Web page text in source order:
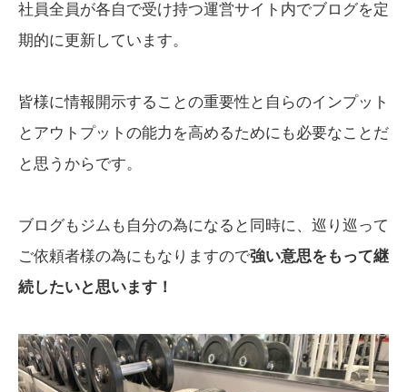
社員全員が各自で受け持つ運営サイト内でブログを定
期的に更新しています。
皆様に情報開示することの重要性と自らのインプット
とアウトプットの能力を高めるためにも必要なことだ
と思うからです。
ブログもジムも自分の為になると同時に、巡り巡って
ご依頼者様の為にもなりますので強い意思をもって継
続したいと思います！